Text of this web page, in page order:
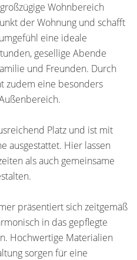
Wohnbereich
der Wohnung und schafft
eine ideale
gesellige Abende
und Freunden. Durch
zudem eine besonders
Platz und ist mit
ausgestattet. Hier lassen
als auch gemeinsame
präsentiert sich zeitgemäß
in das gepflegte
Hochwertige Materialien
sorgen für eine